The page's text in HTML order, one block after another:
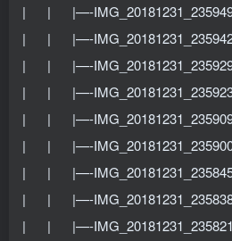
| | |—-
| | |—-
| | |—-
| | |—-
| | |—-
| | |—-
| | |—-
| | |—-
| | |—-